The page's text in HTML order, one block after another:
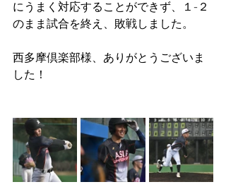
にうまく対応することができず、１-２
のまま試合を終え、敗戦しました。
西多摩倶楽部様、ありがとうございま
した！